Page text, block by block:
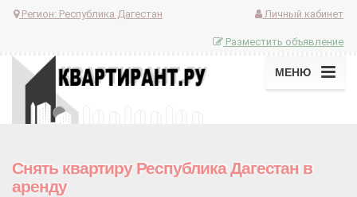
Регион: Республика Дагестан Личный кабинет
Разместить объявление
МЕНЮ
Снять квартиру Республика Дагестан в
аренду